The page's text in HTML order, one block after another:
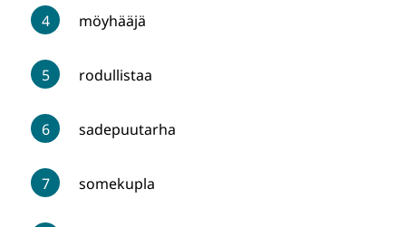
möyhääjä
rodullistaa
sadepuutarha
somekupla